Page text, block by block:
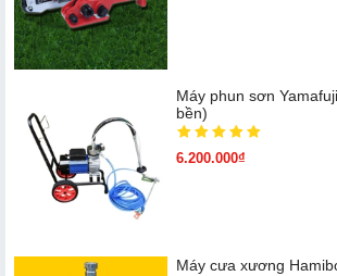
Máy phun sơn
bền)
6.200.000₫
Máy cưa xương